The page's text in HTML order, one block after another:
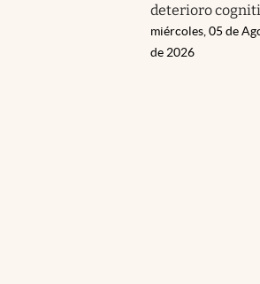
deterioro
miércoles, 05 de
de 2026